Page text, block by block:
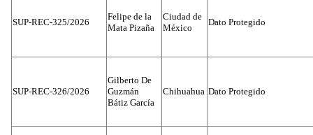
SUP-REC-325/2026
Felipe de la
Mata Pizaña
Ciudad de
México
Dato Protegido
SUP-REC-326/2026
Gilberto De
Guzmán
Bátiz García
Chihuahua Dato Protegido